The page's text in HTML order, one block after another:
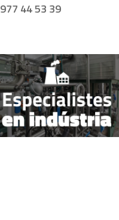
977 44 53 39